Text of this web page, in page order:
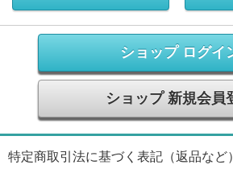
ショップ ログイ
ショップ 新規会員
特定商取引法に基づく表記（返品など）